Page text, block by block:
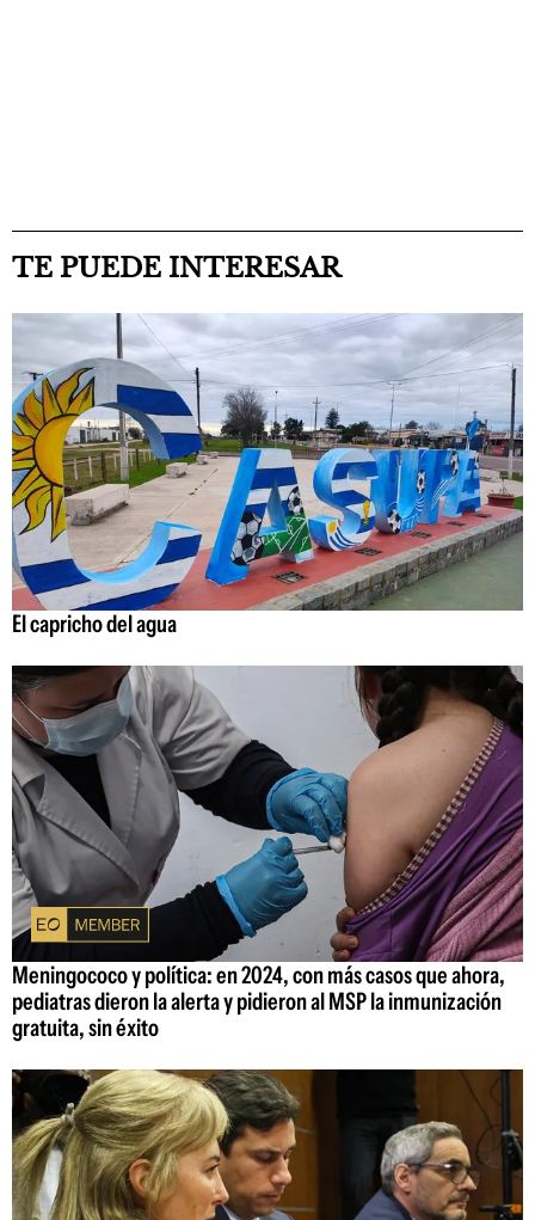
TE PUEDE INTERESAR
El capricho del agua
Meningococo y política: en 2024, con más casos que ahora,
pediatras dieron la alerta y pidieron al MSP la inmunización
gratuita, sin éxito